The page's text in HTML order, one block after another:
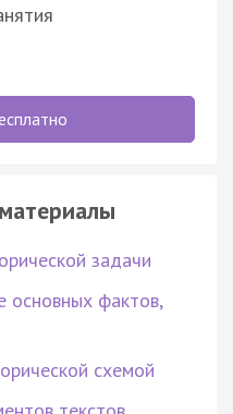
задачи
основных фактов,
схемой